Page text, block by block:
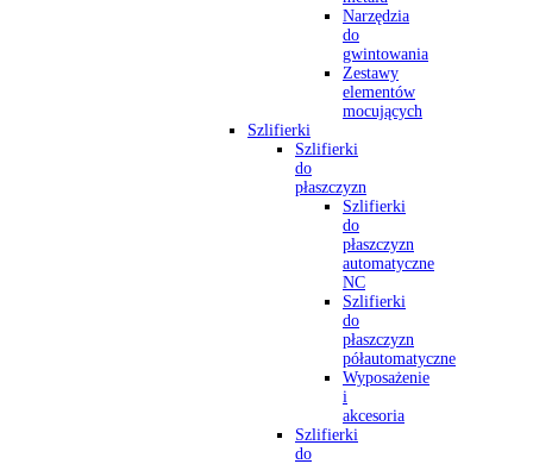
Narzędzia
do
gwintowania
Zestawy
elementów
mocujących
Szlifierki
Szlifierki
do
płaszczyzn
Szlifierki
do
płaszczyzn
automatyczne
NC
Szlifierki
do
płaszczyzn
półautomatyczne
Wyposażenie
i
akcesoria
Szlifierki
do